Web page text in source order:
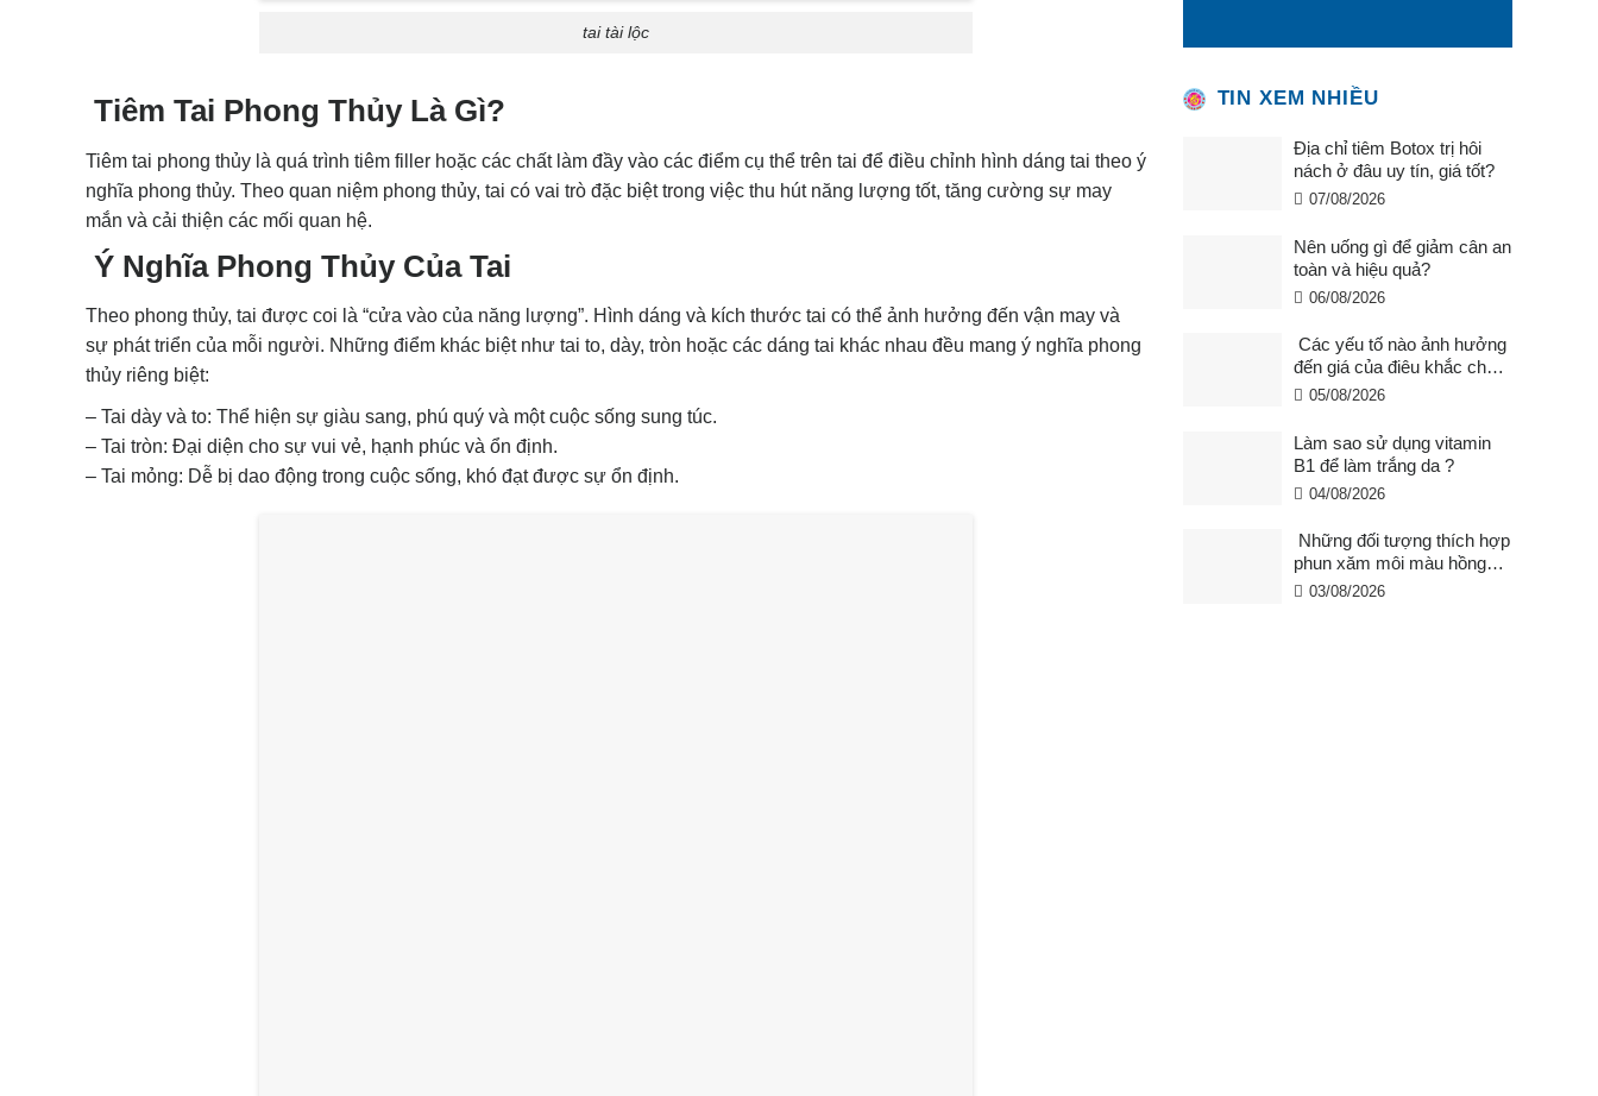
tai tài lộc
Tiêm Tai Phong Thủy Là Gì?
Tiêm tai phong thủy là quá trình tiêm filler hoặc các chất làm đầy vào các điểm cụ thể trên tai để điều chỉnh hình dáng tai theo ý
nghĩa phong thủy. Theo quan niệm phong thủy, tai có vai trò đặc biệt trong việc thu hút năng lượng tốt, tăng cường sự may
mắn và cải thiện các mối quan hệ.
Ý Nghĩa Phong Thủy Của Tai
Theo phong thủy, tai được coi là “cửa vào của năng lượng”. Hình dáng và kích thước tai có thể ảnh hưởng đến vận may và
sự phát triển của mỗi người. Những điểm khác biệt như tai to, dày, tròn hoặc các dáng tai khác nhau đều mang ý nghĩa phong
thủy riêng biệt:
– Tai dày và to: Thể hiện sự giàu sang, phú quý và một cuộc sống sung túc.
– Tai tròn: Đại diện cho sự vui vẻ, hạnh phúc và ổn định.
– Tai mỏng: Dễ bị dao động trong cuộc sống, khó đạt được sự ổn định.
TIN XEM NHIỀU
Địa chỉ tiêm Botox trị hôi
nách ở đâu uy tín, giá tốt?
07/08/2026
Nên uống gì để giảm cân an
toàn và hiệu quả?
06/08/2026
Các yếu tố nào ảnh hưởng
đến giá của điêu khắc chân
mày ?
05/08/2026
Làm sao sử dụng vitamin
B1 để làm trắng da ?
04/08/2026
Những đối tượng thích hợp
phun xăm môi màu hồng
cam san hô?
03/08/2026